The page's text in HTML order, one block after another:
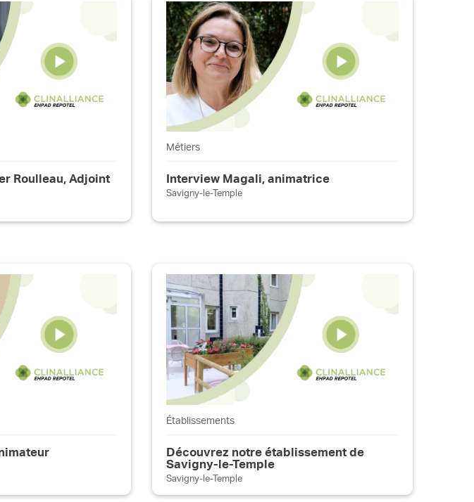
Roulleau, Adjoint
Métiers
Interview Magali, animatrice
Savigny-le-Temple
Établissements
Découvrez notre établissement de
Savigny-le-Temple
Savigny-le-Temple